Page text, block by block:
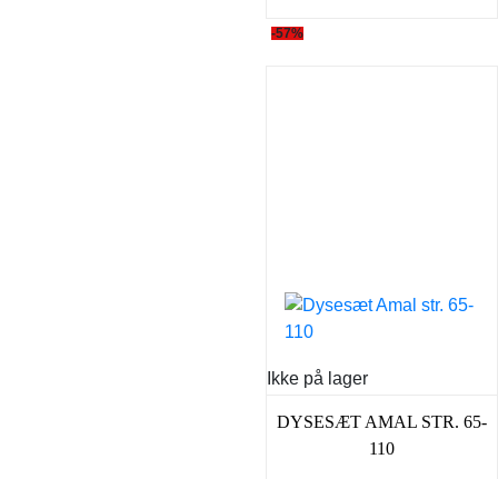
-57%
Ikke på lager
DYSESÆT AMAL STR. 65-
110